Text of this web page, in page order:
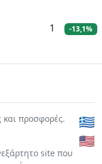
1 -13,1%
προσφορές.
site που
🇬🇷
🇺🇸